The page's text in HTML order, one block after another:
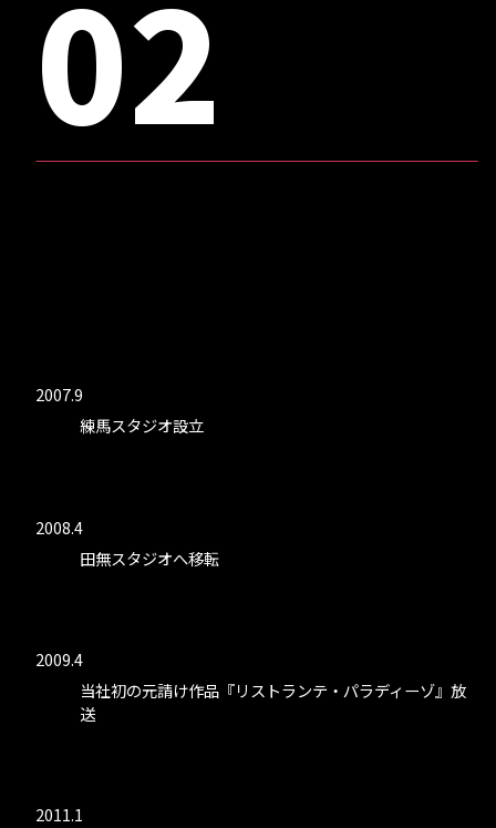
02
2007.9
練馬スタジオ設立
2008.4
田無スタジオへ移転
2009.4
当社初の元請け作品『リストランテ・パラディーゾ』放
送
2011.1